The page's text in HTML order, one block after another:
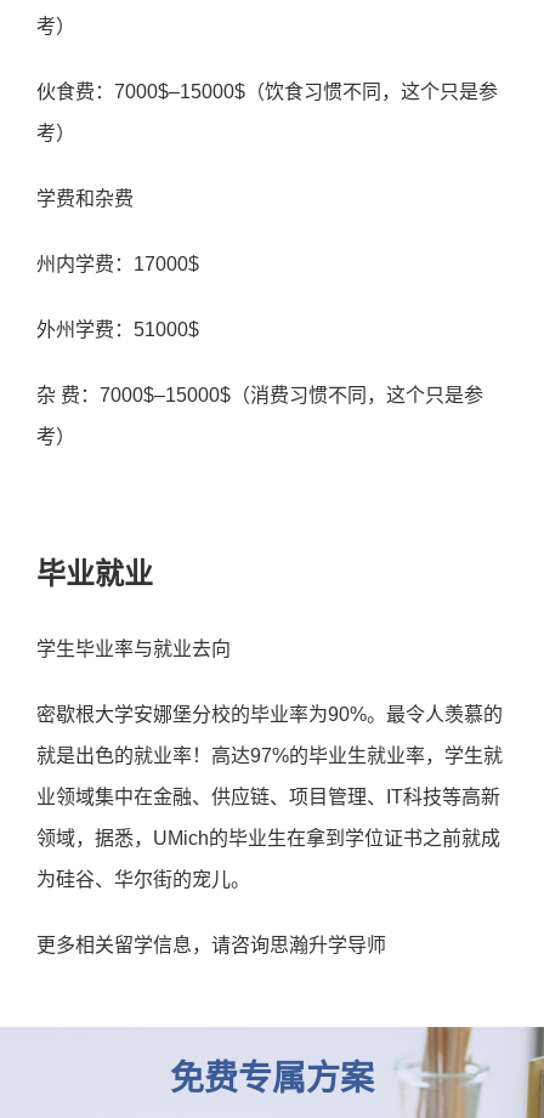
考）
伙食费：7000$–15000$（饮食习惯不同，这个只是参
考）
学费和杂费
州内学费：17000$
外州学费：51000$
杂 费：7000$–15000$（消费习惯不同，这个只是参
考）
毕业就业
学生毕业率与就业去向
密歇根大学安娜堡分校的毕业率为90%。最令人羡慕的
就是出色的就业率！高达97%的毕业生就业率，学生就
业领域集中在金融、供应链、项目管理、IT科技等高新
领域，据悉，UMich的毕业生在拿到学位证书之前就成
为硅谷、华尔街的宠儿。
更多相关留学信息，请咨询思瀚升学导师
免费专属方案